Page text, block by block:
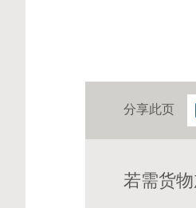
分享此页
若需货